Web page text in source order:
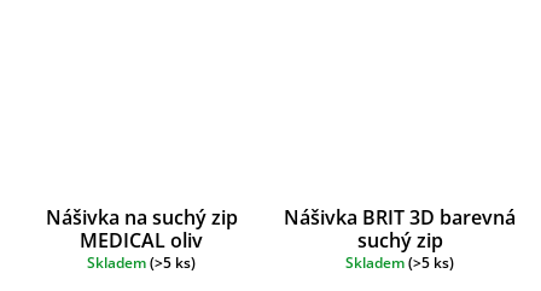
Nášivka na suchý zip
MEDICAL oliv
Skladem(>5 ks)
Nášivka BRIT 3D barevná
suchý zip
Skladem(>5 ks)